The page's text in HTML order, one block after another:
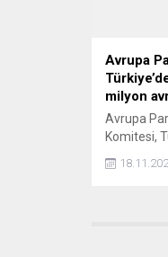
Avrupa
milyon
Avrupa
Komitesi,
yaklaşık